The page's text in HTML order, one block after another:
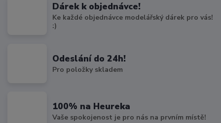
Dárek k objednávce!
Ke každé objednávce modelářský dárek pro vás!
:)
Odeslání do 24h!
Pro položky skladem
100% na Heureka
Vaše spokojenost je pro nás na prvním místě!